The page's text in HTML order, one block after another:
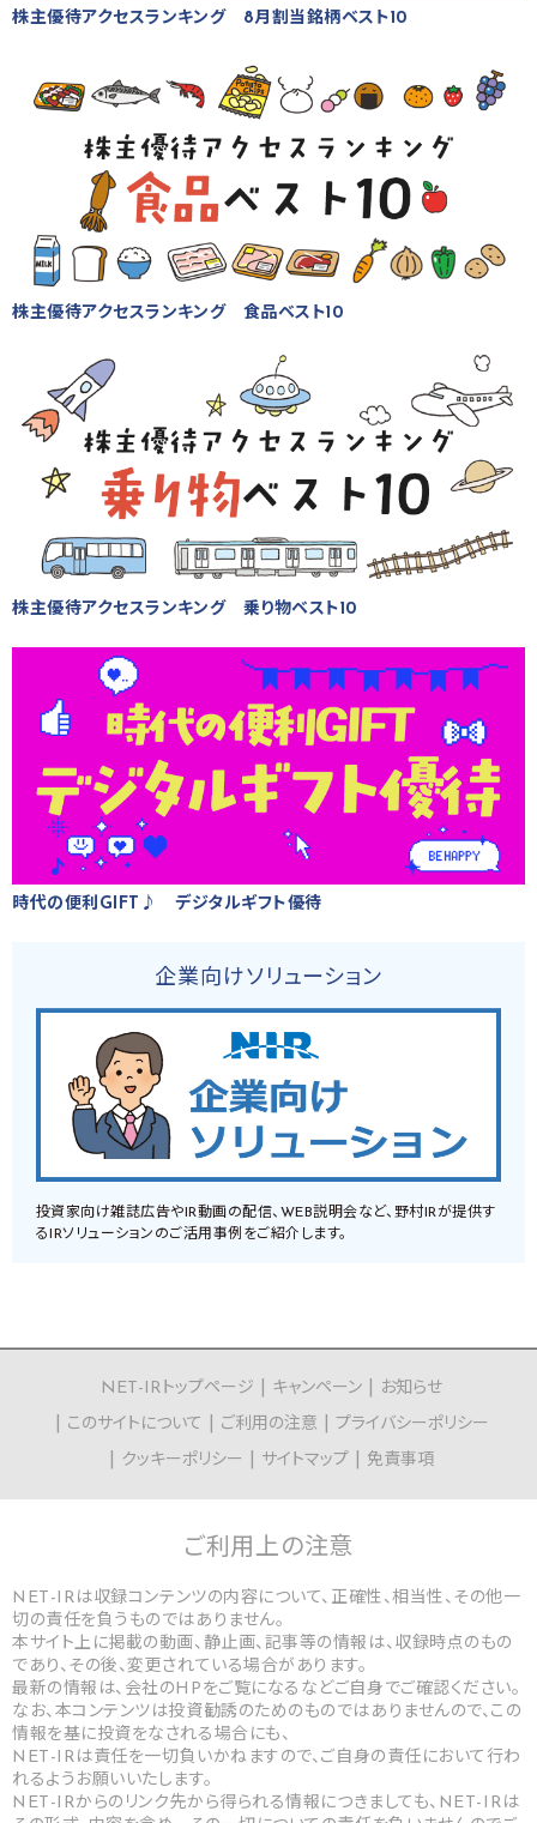
株主優待アクセスランキング 8月割当銘柄ベスト10
株主優待アクセスランキング 食品ベスト10
株主優待アクセスランキング 乗り物ベスト10
時代の便利GIFT♪ デジタルギフト優待
企業向けソリューション
投資家向け雑誌広告やIR動画の配信、WEB説明会など、野村IRが提供す
るIRソリューションのご活用事例をご紹介します。
NET-IRトップページ キャンペーン
お知らせ
このサイトについて
ご利用の注意
プライバシーポリシー
クッキーポリシー
サイトマップ 免責事項
ご利用上の注意
NET-IRは収録コンテンツの内容について、正確性、相当性、その他一
切の責任を負うものではありません。
本サイト上に掲載の動画、静止画、記事等の情報は、収録時点のもの
であり、その後、変更されている場合があります。
最新の情報は、会社のHPをご覧になるなどご自身でご確認ください。
なお、本コンテンツは投資勧誘のためのものではありませんので、この
情報を基に投資をなされる場合にも、
NET-IRは責任を一切負いかねますので、ご自身の責任において行わ
れるようお願いいたします。
NET-IRからのリンク先から得られる情報につきましても、NET-IRは